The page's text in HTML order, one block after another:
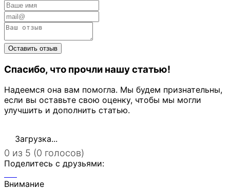
Спасибо, что прочли нашу статью!
Надеемся она вам помогла. Мы будем признательны,
если вы оставьте свою оценку, чтобы мы могли
улучшить и дополнить статью.
Загрузка...
0 из 5 (0 голосов)
Поделитесь с друзьями:
Внимание